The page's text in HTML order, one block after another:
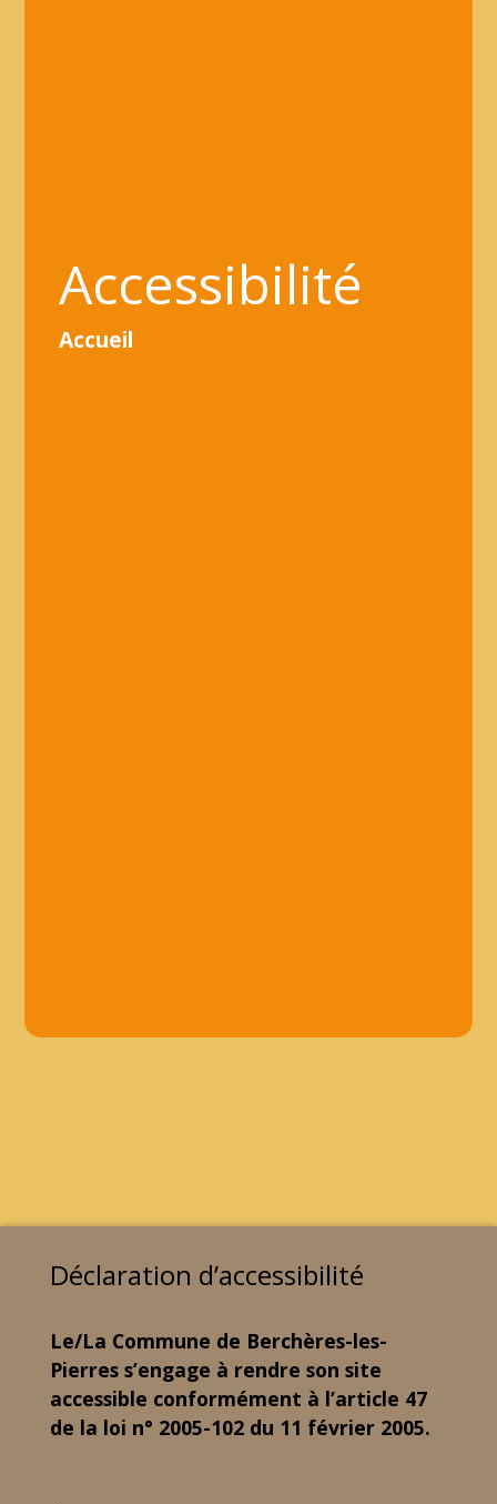
Accessibilité
Accueil
Déclaration d’accessibilité
Le/La Commune de Berchères-les-
Pierres s’engage à rendre son site
accessible conformément à l’article 47
de la loi n° 2005-102 du 11 février 2005.